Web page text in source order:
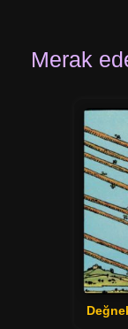
Merak